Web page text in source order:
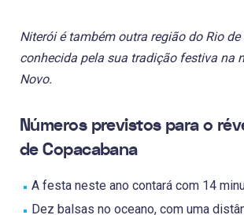
Niterói é também outra região do Rio
conhecida pela sua tradição festiva na
Novo.
Números previstos para o
de Copacabana
A festa neste ano contará com 14
Dez balsas no oceano, com uma